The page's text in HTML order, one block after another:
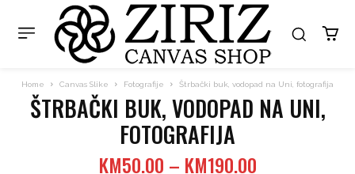
Home Canvas Slike Fotografije Štrbački buk, vodopad na Uni, fotografija
ŠTRBAČKI BUK, VODOPAD NA UNI,
FOTOGRAFIJA
KM50.00 – KM190.00Price